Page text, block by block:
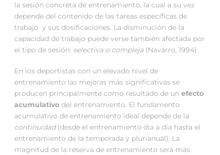
la sesión concreta de entrenamiento, la cual a su vez
depende del contenido de las tareas específicas de
trabajo y sus dosificaciones. La disminución de la
capacidad de trabajo puede verse también afectada por
el tipo de sesión: selectiva o compleja (Navarro, 1994)
En los deportistas con un elevado nivel de
entrenamiento las mejoras más significativas se
producen principalmente como resultado de un efecto
acumulativo del entrenamiento. El fundamento
acumulativo de entrenamiento ideal depende de la
continuidad(desde el entrenamiento día a día hasta el
entrenamiento de la temporada y plurianual). La
magnitud de la reserva de entrenamiento será más